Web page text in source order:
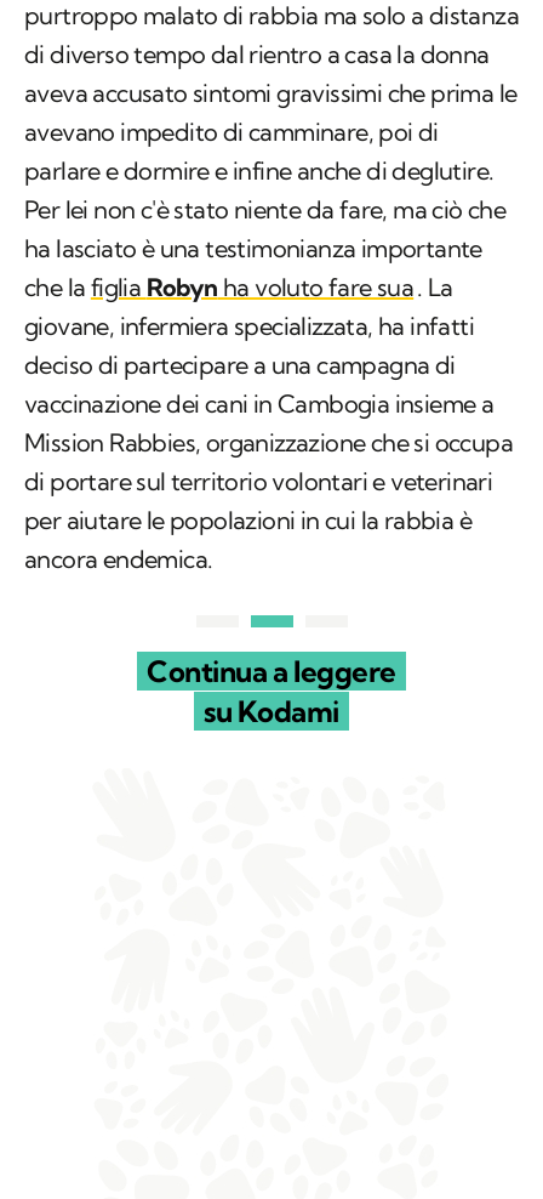
purtroppo malato di rabbia ma solo a distanza
di diverso tempo dal rientro a casa la donna
aveva accusato sintomi gravissimi che prima le
avevano impedito di camminare, poi di
parlare e dormire e infine anche di deglutire.
Per lei non c'è stato niente da fare, ma ciò che
ha lasciato è una testimonianza importante
che la figlia Robyn ha voluto fare sua. La
giovane, infermiera specializzata, ha infatti
deciso di partecipare a una campagna di
vaccinazione dei cani in Cambogia insieme a
Mission Rabbies, organizzazione che si occupa
di portare sul territorio volontari e veterinari
per aiutare le popolazioni in cui la rabbia è
ancora endemica.
Continua a leggere
su Kodami